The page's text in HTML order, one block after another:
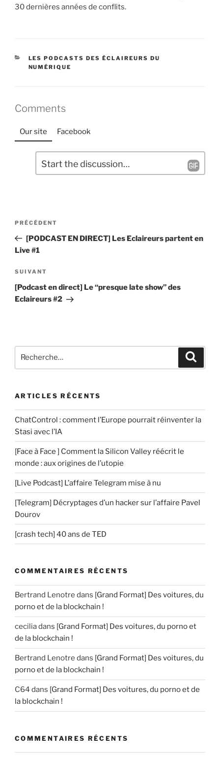
30 dernières années de conflits.
CATÉGORIES
LES PODCASTS DES ÉCLAIREURS DU
NUMÉRIQUE
Comments
Our site Facebook
e
u
n
c
m
m
i
e
a
i
e
*
Navigation
l’article
Article
précédent
PRÉCÉDENT
[PODCAST EN DIRECT] Les Eclaireurs partent en
Live #1
Article
suivant
SUIVANT
[Podcast en direct] Le “presque late show” des
Eclaireurs #2
pour
ARTICLES RÉCENTS
ChatControl : comment l’Europe pourrait réinventer la
Stasi avec l’IA
[Face à Face ] Comment la Silicon Valley réécrit le
monde : aux origines de l’utopie
[Live Podcast] L’affaire Telegram mise à nu
[Telegram] Décryptages d’un hacker sur l’affaire Pavel
Dourov
[crash tech] 40 ans de TED
COMMENTAIRES RÉCENTS
Bertrand Lenotre dans [Grand Format] Des voitures, du
porno et de la blockchain !
ceciliadans [Grand Format] Des voitures, du porno et
de la blockchain !
Bertrand Lenotre dans [Grand Format] Des voitures, du
porno et de la blockchain !
C64 dans [Grand Format] Des voitures, du porno et de
la blockchain !
COMMENTAIRES RÉCENTS